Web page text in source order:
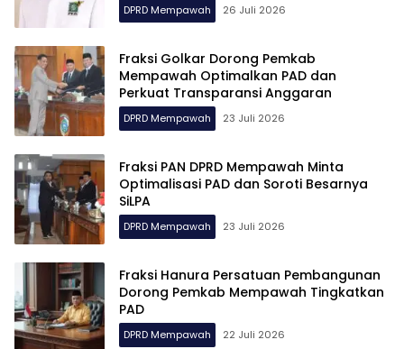
DPRD Mempawah 26 Juli 2026
Fraksi Golkar Dorong Pemkab
Mempawah Optimalkan PAD dan
Perkuat Transparansi Anggaran
DPRD Mempawah 23 Juli 2026
Fraksi PAN DPRD Mempawah Minta
Optimalisasi PAD dan Soroti Besarnya
SiLPA
DPRD Mempawah 23 Juli 2026
Fraksi Hanura Persatuan Pembangunan
Dorong Pemkab Mempawah Tingkatkan
PAD
DPRD Mempawah 22 Juli 2026